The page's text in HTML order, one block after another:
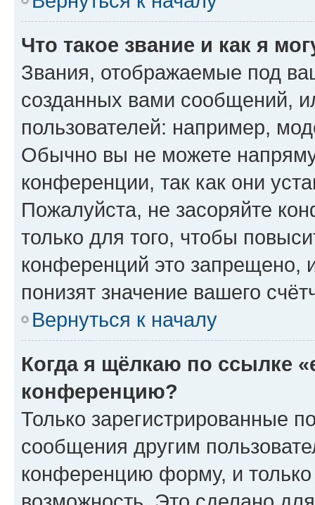
Что такое звание и как я
Звания, отображаемые под
созданных вами сообщений,
пользователей: например,
Обычно вы не можете
конференции, так как они
Пожалуйста, не засоряйте
только для того, чтобы
конференций это запрещено,
понизят значение вашего
Вернуться к началу
Когда я щёлкаю по ссылке
конференцию?
Только зарегистрированные
сообщения другим
конференцию форму, и